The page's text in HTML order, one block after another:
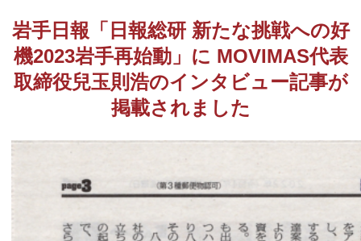
MOVIMAS
IoT Partner Program
MOVIMAS
IoT Consultant Room
岩手日報「日報総研 新たな挑戦への好
機2023岩手再始動」に MOVIMAS代表
取締役兒玉則浩のインタビュー記事が
掲載されました